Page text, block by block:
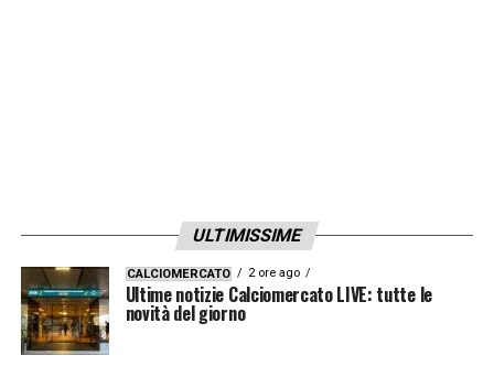
ATALANTA-TYDFILD (E OFI CRETA):Due reti che
ribaltarono in entrambi i match le sconfitte
dell’andata. I primi mattoncini sulla cavalcata in
Coppa delle coppe.
TORINO-ATALANTA:
ULTIMISSIME
CALCIOMERCATO 2 ore ago
Ultime notizie Calciomercato LIVE: tutte le
novità del giorno